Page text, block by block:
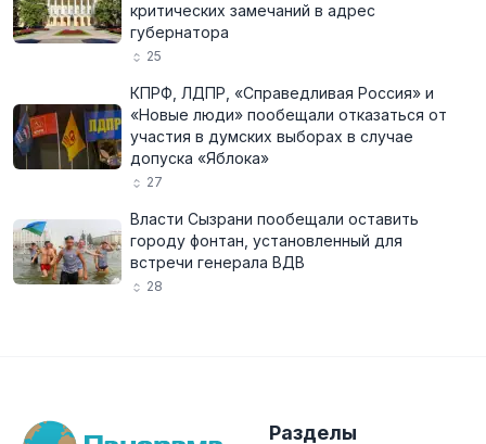
критических замечаний в адрес
губернатора
25
КПРФ, ЛДПР, «Справедливая Россия» и
«Новые люди» пообещали отказаться от
участия в думских выборах в случае
допуска «Яблока»
27
Власти Сызрани пообещали оставить
городу фонтан, установленный для
встречи генерала ВДВ
28
Разделы